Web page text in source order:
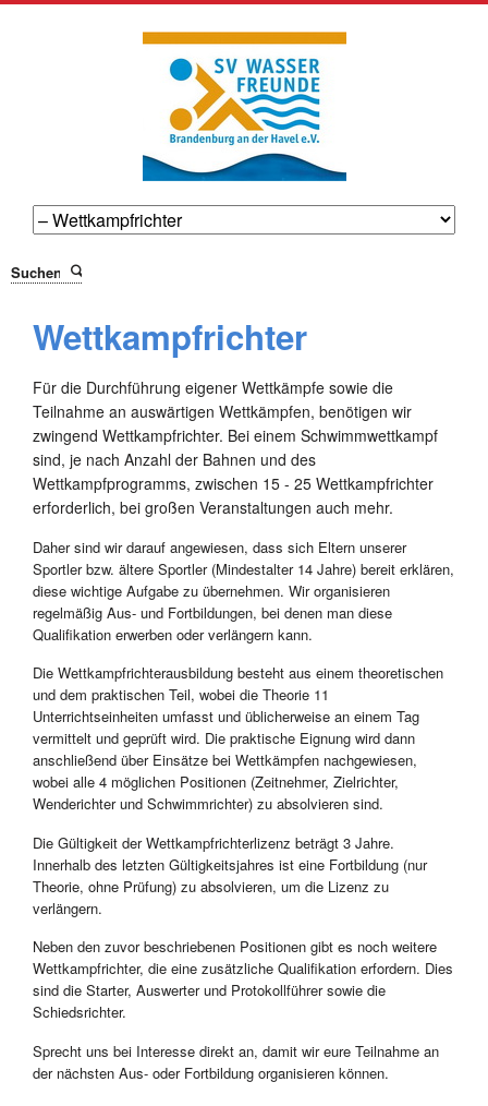
Wettkampfrichter
Für die Durchführung eigener Wettkämpfe sowie die
Teilnahme an auswärtigen Wettkämpfen, benötigen wir
zwingend Wettkampfrichter. Bei einem Schwimmwettkampf
sind, je nach Anzahl der Bahnen und des
Wettkampfprogramms, zwischen 15 - 25 Wettkampfrichter
erforderlich, bei großen Veranstaltungen auch mehr.
Daher sind wir darauf angewiesen, dass sich Eltern unserer
Sportler bzw. ältere Sportler (Mindestalter 14 Jahre) bereit erklären,
diese wichtige Aufgabe zu übernehmen. Wir organisieren
regelmäßig Aus- und Fortbildungen, bei denen man diese
Qualifikation erwerben oder verlängern kann.
Die Wettkampfrichterausbildung besteht aus einem theoretischen
und dem praktischen Teil, wobei die Theorie 11
Unterrichtseinheiten umfasst und üblicherweise an einem Tag
vermittelt und geprüft wird. Die praktische Eignung wird dann
anschließend über Einsätze bei Wettkämpfen nachgewiesen,
wobei alle 4 möglichen Positionen (Zeitnehmer, Zielrichter,
Wenderichter und Schwimmrichter) zu absolvieren sind.
Die Gültigkeit der Wettkampfrichterlizenz beträgt 3 Jahre.
Innerhalb des letzten Gültigkeitsjahres ist eine Fortbildung (nur
Theorie, ohne Prüfung) zu absolvieren, um die Lizenz zu
verlängern.
Neben den zuvor beschriebenen Positionen gibt es noch weitere
Wettkampfrichter, die eine zusätzliche Qualifikation erfordern. Dies
sind die Starter, Auswerter und Protokollführer sowie die
Schiedsrichter.
Sprecht uns bei Interesse direkt an, damit wir eure Teilnahme an
der nächsten Aus- oder Fortbildung organisieren können.